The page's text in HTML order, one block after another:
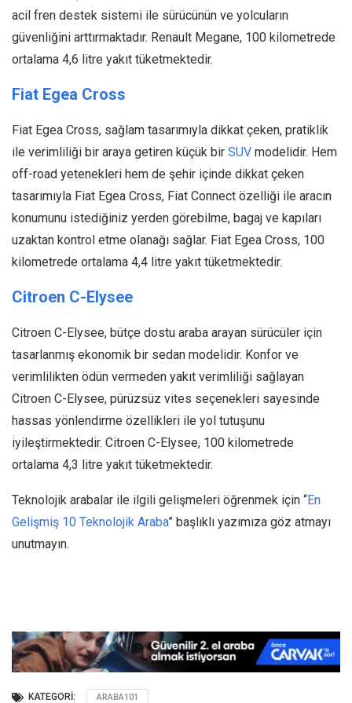
acil fren destek sistemi ile sürücünün ve yolcuların
güvenliğini arttırmaktadır. Renault Megane, 100 kilometrede
ortalama 4,6 litre yakıt tüketmektedir.
Fiat Egea Cross
Fiat Egea Cross, sağlam tasarımıyla dikkat çeken, pratiklik
ile verimliliği bir araya getiren küçük bir SUV modelidir. Hem
off-road yetenekleri hem de şehir içinde dikkat çeken
tasarımıyla Fiat Egea Cross, Fiat Connect özelliği ile aracın
konumunu istediğiniz yerden görebilme, bagaj ve kapıları
uzaktan kontrol etme olanağı sağlar. Fiat Egea Cross, 100
kilometrede ortalama 4,4 litre yakıt tüketmektedir.
Citroen C-Elysee
Citroen C-Elysee, bütçe dostu araba arayan sürücüler için
tasarlanmış ekonomik bir sedan modelidir. Konfor ve
verimlilikten ödün vermeden yakıt verimliliği sağlayan
Citroen C-Elysee, pürüzsüz vites seçenekleri sayesinde
hassas yönlendirme özellikleri ile yol tutuşunu
iyileştirmektedir. Citroen C-Elysee, 100 kilometrede
ortalama 4,3 litre yakıt tüketmektedir.
Teknolojik arabalar ile ilgili gelişmeleri öğrenmek için “En
Gelişmiş 10 Teknolojik Araba” başlıklı yazımıza göz atmayı
unutmayın.
KATEGORI: ARABA101